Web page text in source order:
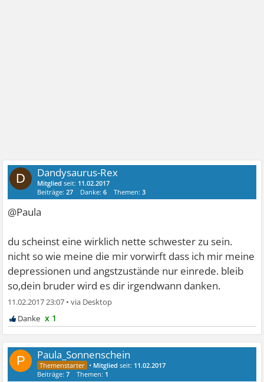
D Dandysaurus-Rex
Mitglied seit: 11.02.2017
Beiträge:27 Danke:6 Themen:3
@Paula
du scheinst eine wirklich nette schwester zu sein.
nicht so wie meine die mir vorwirft dass ich mir meine
depressionen und angstzustände nur einrede. bleib
so,dein bruder wird es dir irgendwann danken.
11.02.2017 23:07 •
x 1
P Paula_Sonnenschein
• Mitglied seit: 11.02.2017
Beiträge:7 Themen: 1